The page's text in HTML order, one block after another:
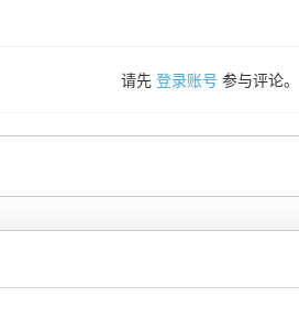
请先 登录账号 参与评论。